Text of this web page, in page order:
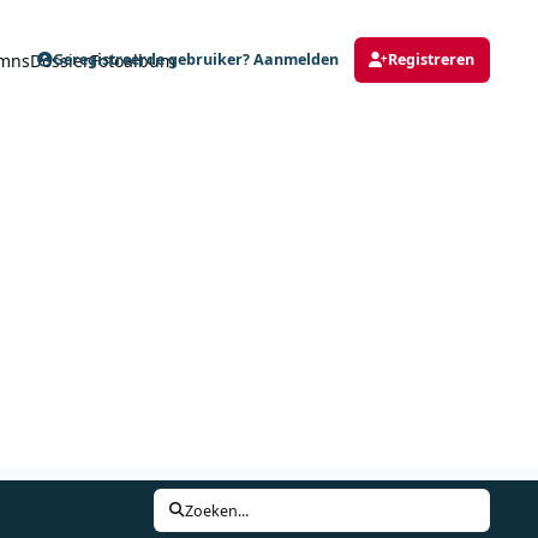
DossierFotoalbum
Geregistreerde gebruiker? Aanmelden Registreren
Zoeken...